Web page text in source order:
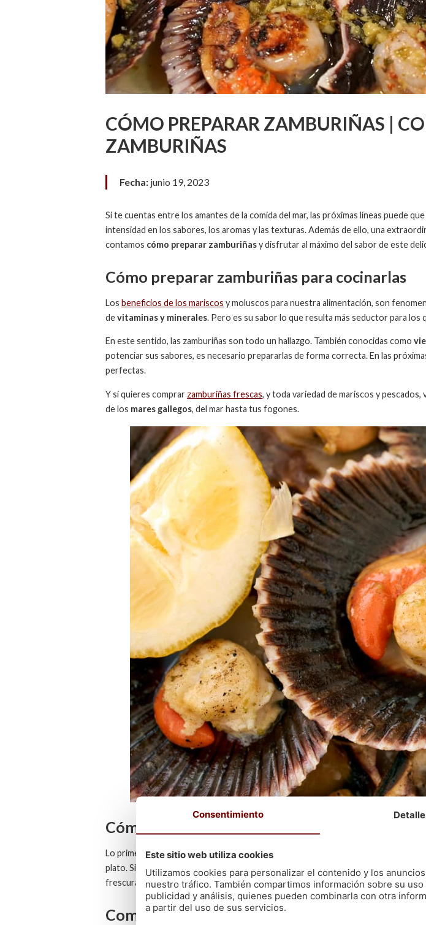
CÓMO PREPARAR ZAMBURIÑAS |
ZAMBURIÑAS
Fecha: junio 19, 2023
Si te cuentas entre los amantes de la comida del mar, las próximas líneas puede
intensidad en los sabores, los aromas y las texturas. Además de ello, una
contamos cómo preparar zamburiñasy disfrutar al máximo del sabor de este
Cómo preparar zamburiñas para cocinarlas
Los beneficios de los mariscos y moluscos para nuestra alimentación, son
devitaminas y minerales. Pero es su sabor lo que resulta más seductor para los
En este sentido, las zamburiñas son todo un hallazgo. También conocidas como
potenciar sus sabores, es necesario prepararlas de forma correcta. En las
perfectas.
Y si quieres comprar zamburiñas frescas, y toda variedad de mariscos y
de los mares gallegos, del mar hasta tus fogones.
Cómo preparar zamburiñas para cocinarlas
Lo primero que necesitas es conseguir zamburiñas frescas y vivas. La calidad
plato. Si tienes acceso a productos frescos del mar , como la zamburiña gallega,
frescura.
Compra zamburiña gallega fresca y viva
Consentimiento
Este sitio web utiliza cookies
Utilizamos cookies para personalizar el contenido y los
nuestro tráfico. También compartimos información sobre su
publicidad y análisis, quienes pueden combinarla con otra
a partir del uso de sus servicios.